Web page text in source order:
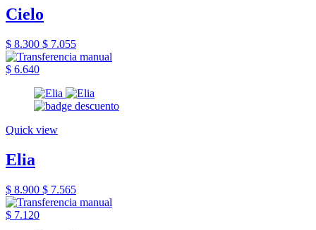
Cielo
$ 8.300 $ 7.055
$ 6.640
Quick view
Elia
$ 8.900 $ 7.565
$ 7.120